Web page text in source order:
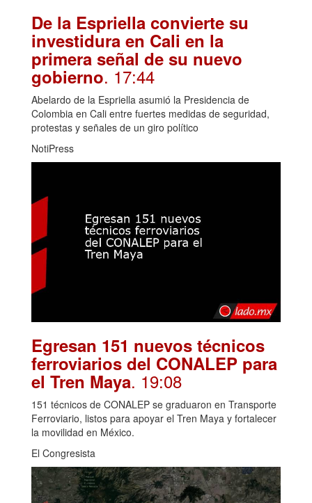
De la Espriella convierte su
investidura en Cali en la
primera señal de su nuevo
gobierno. 17:44
Abelardo de la Espriella asumió la Presidencia de
Colombia en Cali entre fuertes medidas de seguridad,
protestas y señales de un giro político
NotiPress
Egresan 151 nuevos técnicos
ferroviarios del CONALEP para
el Tren Maya. 19:08
151 técnicos de CONALEP se graduaron en Transporte
Ferroviario, listos para apoyar el Tren Maya y fortalecer
la movilidad en México.
El Congresista